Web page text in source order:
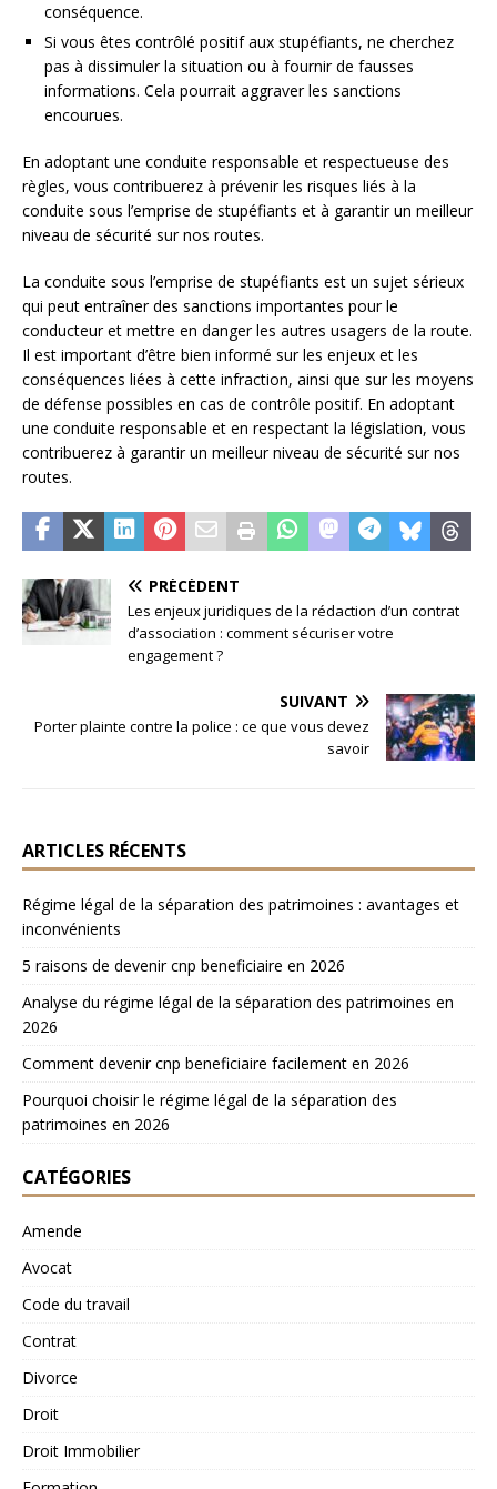
conséquence.
Si vous êtes contrôlé positif aux stupéfiants, ne cherchez
pas à dissimuler la situation ou à fournir de fausses
informations. Cela pourrait aggraver les sanctions
encourues.
En adoptant une conduite responsable et respectueuse des
règles, vous contribuerez à prévenir les risques liés à la
conduite sous l’emprise de stupéfiants et à garantir un meilleur
niveau de sécurité sur nos routes.
La conduite sous l’emprise de stupéfiants est un sujet sérieux
qui peut entraîner des sanctions importantes pour le
conducteur et mettre en danger les autres usagers de la route.
Il est important d’être bien informé sur les enjeux et les
conséquences liées à cette infraction, ainsi que sur les moyens
de défense possibles en cas de contrôle positif. En adoptant
une conduite responsable et en respectant la législation, vous
contribuerez à garantir un meilleur niveau de sécurité sur nos
routes.
PRÉCÉDENT
Les enjeux juridiques de la rédaction d’un contrat
d’association : comment sécuriser votre
engagement ?
SUIVANT
Porter plainte contre la police : ce que vous devez
savoir
ARTICLES RÉCENTS
Régime légal de la séparation des patrimoines : avantages et
inconvénients
5 raisons de devenir cnp beneficiaire en 2026
Analyse du régime légal de la séparation des patrimoines en
2026
Comment devenir cnp beneficiaire facilement en 2026
Pourquoi choisir le régime légal de la séparation des
patrimoines en 2026
CATÉGORIES
Amende
Avocat
Code du travail
Contrat
Divorce
Droit
Droit Immobilier